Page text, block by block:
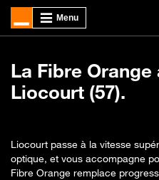
La Fibre Orange
Liocourt (57).
Liocourt passe à la vitesse
optique, et vous accompagne
Fibre Orange remplace